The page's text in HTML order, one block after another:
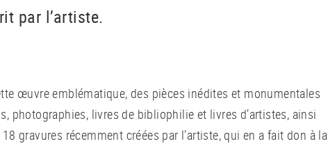
par l’artiste.
œuvre emblématique, des pièces inédites et monumentales
photographies, livres de bibliophilie et livres d’artistes, ainsi
18 gravures récemment créées par l’artiste, qui en a fait don à la